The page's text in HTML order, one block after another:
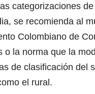
categorizaciones
se recomienda al
Colombiano de
o la norma que la
de clasificación del
el rural.